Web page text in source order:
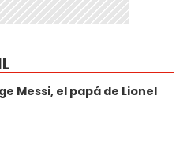
Messi, el papá de Lionel